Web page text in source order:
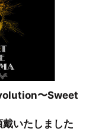
〜Sweet
いたしました